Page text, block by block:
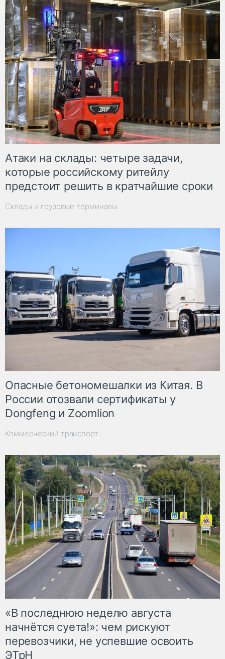
Атаки на склады: четыре задачи,
которые российскому ритейлу
предстоит решить в кратчайшие сроки
Склады и грузовые терминалы
Опасные бетономешалки из Китая. В
России отозвали сертификаты у
Dongfeng и Zoomlion
Коммерческий транспорт
«В последнюю неделю августа
начнётся суета!»: чем рискуют
перевозчики, не успевшие освоить
ЭТрН